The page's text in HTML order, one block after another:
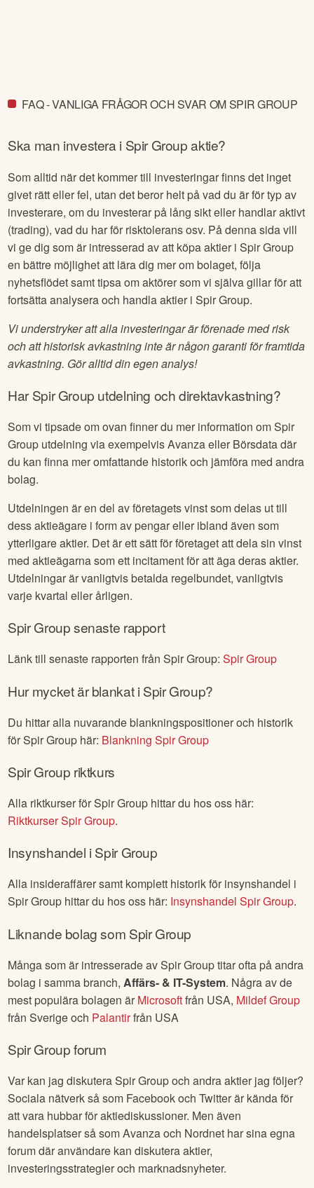
FAQ - VANLIGA FRÅGOR OCH SVAR OM SPIR GROUP
Ska man investera i Spir Groupaktie?
Som alltid när det kommer till investeringar finns det inget
givet rätt eller fel, utan det beror helt på vad du är för typ av
investerare, om du investerar på lång sikt eller handlar aktivt
(trading), vad du har för risktolerans osv. På denna sida vill
vi ge dig som är intresserad av att köpa aktier iSpir Group
en bättre möjlighet att lära dig mer om bolaget, följa
nyhetsflödet samt tipsa om aktörer som vi själva gillar för att
fortsätta analysera och handla aktier iSpir Group.
Vi understryker att alla investeringar är förenade med risk
och att historisk avkastning inte är någon garanti för framtida
avkastning. Gör alltid din egen analys!
HarSpir Group utdelning och direktavkastning?
Som vi tipsade om ovan finner du mer information omSpir
Group utdelning via exempelvis Avanza eller Börsdata där
du kan finna mer omfattande historik och jämföra med andra
bolag.
Utdelningen är en del av företagets vinst som delas ut till
dess aktieägare i form av pengar eller ibland även som
ytterligare aktier. Det är ett sätt för företaget att dela sin vinst
med aktieägarna som ett incitament för att äga deras aktier.
Utdelningar är vanligtvis betalda regelbundet, vanligtvis
varje kvartal eller årligen.
Spir Groupsenaste rapport
Länk till senaste rapporten frånSpir Group:Spir Group
Hur mycket är blankat iSpir Group?
Du hittar alla nuvarande blankningspositioner och historik
förSpir Group här: BlankningSpir Group
Spir Group riktkurs
Alla riktkurser förSpir Group hittar du hos oss här:
RiktkurserSpir Group.
Insynshandel iSpir Group
Alla insideraffärer samt komplett historik för insynshandel i
Spir Group hittar du hos oss här: InsynshandelSpir Group.
Liknande bolag som Spir Group
Många som är intresserade avSpir Grouptitar ofta på andra
bolag i samma branch,Affärs- & IT-System. Några av de
mest populära bolagen är Microsoftfrån USA, Mildef Group
frånSverigeoch Palantirfrån USA
Spir Groupforum
Var kan jag diskuteraSpir Groupoch andra aktier jag följer?
Sociala nätverk så som Facebook och Twitter är kända för
att vara hubbar för aktiediskussioner. Men även
handelsplatser så som Avanza och Nordnet har sina egna
forum där användare kan diskutera aktier,
investeringsstrategier och marknadsnyheter.